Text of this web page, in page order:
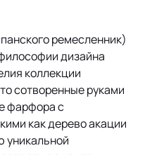
ремесленник)
дизайна
коллекции
сотворенные руками
фарфора с
как дерево акации
уникальной